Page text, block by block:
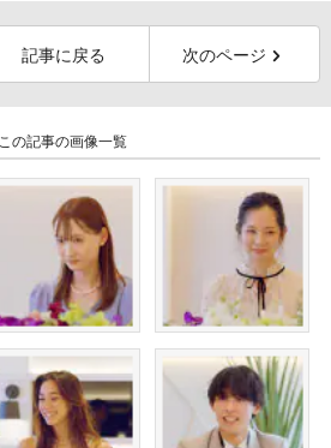
記事に戻る 次のページ
この記事の画像一覧